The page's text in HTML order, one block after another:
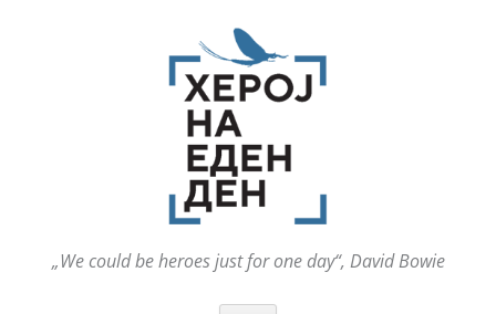
„We could be heroes just for one day“, David Bowie